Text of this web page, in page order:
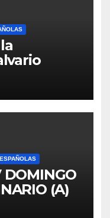
DOMINGO
(A)